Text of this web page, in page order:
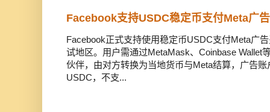
Facebook支持USDC稳定币支付Meta广
Facebook正式支持使用稳定币USDC支付Meta广
试地区。用户需通过MetaMask、Coinbase Wallet
伙伴，由对方转换为当地货币与Meta结算，广告
USDC，不支...